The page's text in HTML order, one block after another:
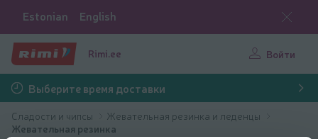
Estonian English
Rimi.ee Войти
Выберите время доставки
Сладости и чипсы
Жевательная резинка и леденцы
Жевательная резинка